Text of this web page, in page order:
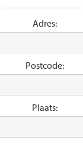
Adres:
Postcode:
Plaats: